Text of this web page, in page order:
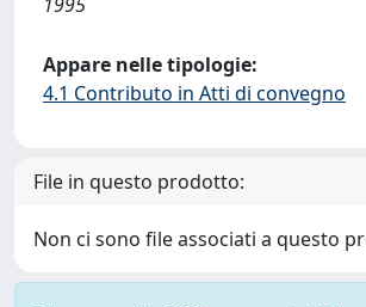
Appare nelle tipologie:
4.1 Contributo in Atti di convegno
File in questo prodotto:
Non ci sono file associati a questo